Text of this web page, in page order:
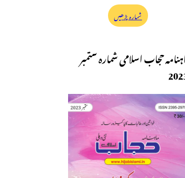
شمارہ پڑھیں
حجاب اسلامی شمارہ ستمبر